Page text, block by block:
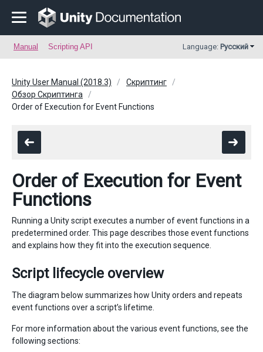
Manual Scripting API Language: Русский
Unity User Manual (2018.3)
Скриптинг
Обзор Скриптинга
Order of Execution for Event Functions
Order of Execution for Event
Functions
Running a Unity script executes a number of event functions in a
predetermined order. This page describes those event functions
and explains how they fit into the execution sequence.
Script lifecycle overview
The diagram below summarizes how Unity orders and repeats
event functions over a script’s lifetime.
For more information about the various event functions, see the
following sections: